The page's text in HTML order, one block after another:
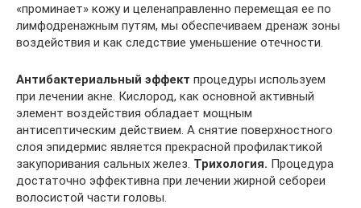
«проминает» кожу и целенаправленно перемещая ее по
лимфодренажным путям, мы обеспечиваем дренаж зоны
воздействия и как следствие уменьшение отечности.
Антибактериальный эффект процедуры используем
при лечении акне. Кислород, как основной активный
элемент воздействия обладает мощным
антисептическим действием. А снятие поверхностного
слоя эпидермис является прекрасной профилактикой
закупоривания сальных желез. Трихология. Процедура
достаточно эффективна при лечении жирной себореи
волосистой части головы.